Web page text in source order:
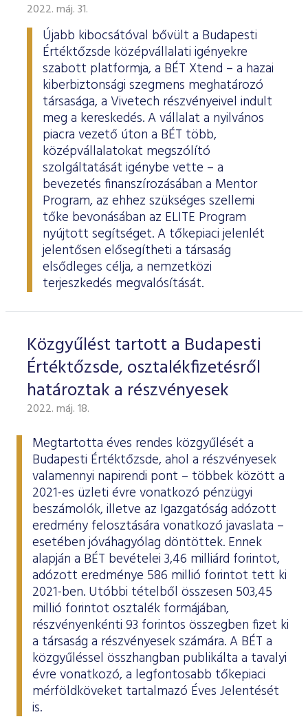
ESG Útmutató
2022. máj. 31.
Újabb kibocsátóval bővült a Budapesti
Értéktőzsde középvállalati igényekre
szabott platformja, a BÉT Xtend – a hazai
kiberbiztonsági szegmens meghatározó
társasága, a Vivetech részvényeivel indult
meg a kereskedés. A vállalat a nyilvános
piacra vezető úton a BÉT több,
középvállalatokat megszólító
szolgáltatását igénybe vette – a
bevezetés finanszírozásában a Mentor
Program, az ehhez szükséges szellemi
tőke bevonásában az ELITE Program
nyújtott segítséget. A tőkepiaci jelenlét
jelentősen elősegítheti a társaság
elsődleges célja, a nemzetközi
terjeszkedés megvalósítását.
Közgyűlést tartott a Budapesti
Értéktőzsde, osztalékfizetésről
határoztak a részvényesek
2022. máj. 18.
Megtartotta éves rendes közgyűlését a
Budapesti Értéktőzsde, ahol a részvényesek
valamennyi napirendi pont – többek között a
2021-es üzleti évre vonatkozó pénzügyi
beszámolók, illetve az Igazgatóság adózott
eredmény felosztására vonatkozó javaslata –
esetében jóváhagyólag döntöttek. Ennek
alapján a BÉT bevételei 3,46 milliárd forintot,
adózott eredménye 586 millió forintot tett ki
2021-ben. Utóbbi tételből összesen 503,45
millió forintot osztalék formájában,
részvényenkénti 93 forintos összegben fizet ki
a társaság a részvényesek számára. A BÉT a
közgyűléssel összhangban publikálta a tavalyi
évre vonatkozó, a legfontosabb tőkepiaci
mérföldköveket tartalmazó Éves Jelentését
is.